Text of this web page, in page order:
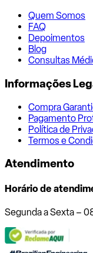
Quem Somos
FAQ
Depoimentos
Blog
Consultas
Informações
Compra
Pagamento
Política de
Termos e
Atendimento
Horário de
Segunda a Sexta –